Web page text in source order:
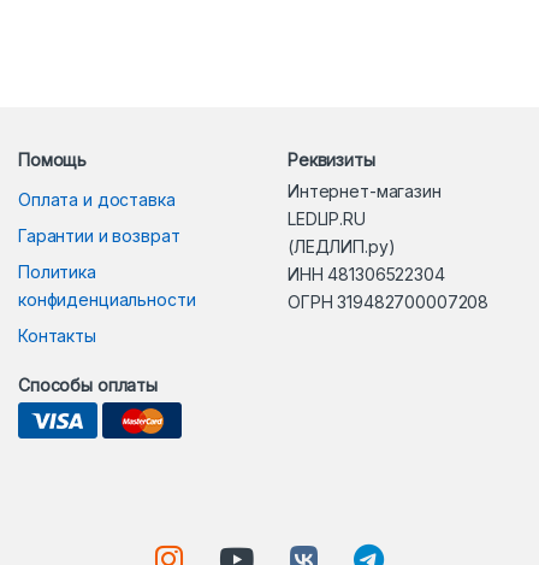
Помощь
Оплата и доставка
Гарантии и возврат
Политика
конфиденциальности
Контакты
Реквизиты
Интернет-магазин
LEDLIP.RU
(ЛЕДЛИП.ру)
ИНН 481306522304
ОГРН 319482700007208
Способы оплаты